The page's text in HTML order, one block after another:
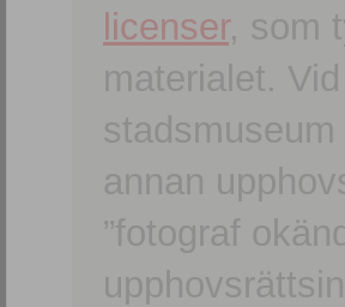
licenser, som
materialet.
annan
”fotograf